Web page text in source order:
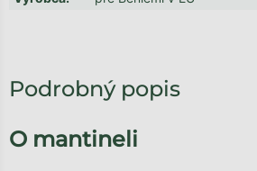
Podrobný popis
O mantineli